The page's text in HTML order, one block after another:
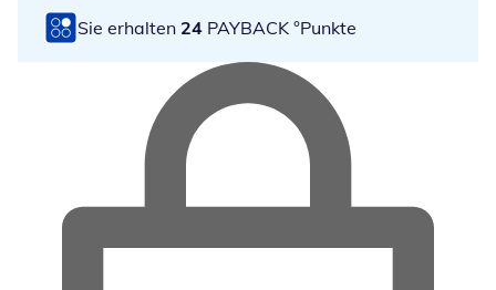
Sie erhalten 24 PAYBACK °Punkte